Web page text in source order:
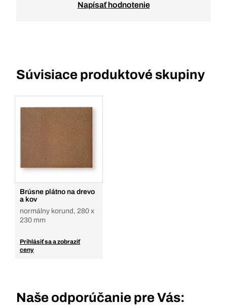
Napísať hodnotenie
Súvisiace produktové skupiny
Brúsne plátno na drevo
a kov
normálny korund, 280 x
230 mm
Prihlásiť sa a zobraziť
ceny
Naše odporúčanie pre Vás: